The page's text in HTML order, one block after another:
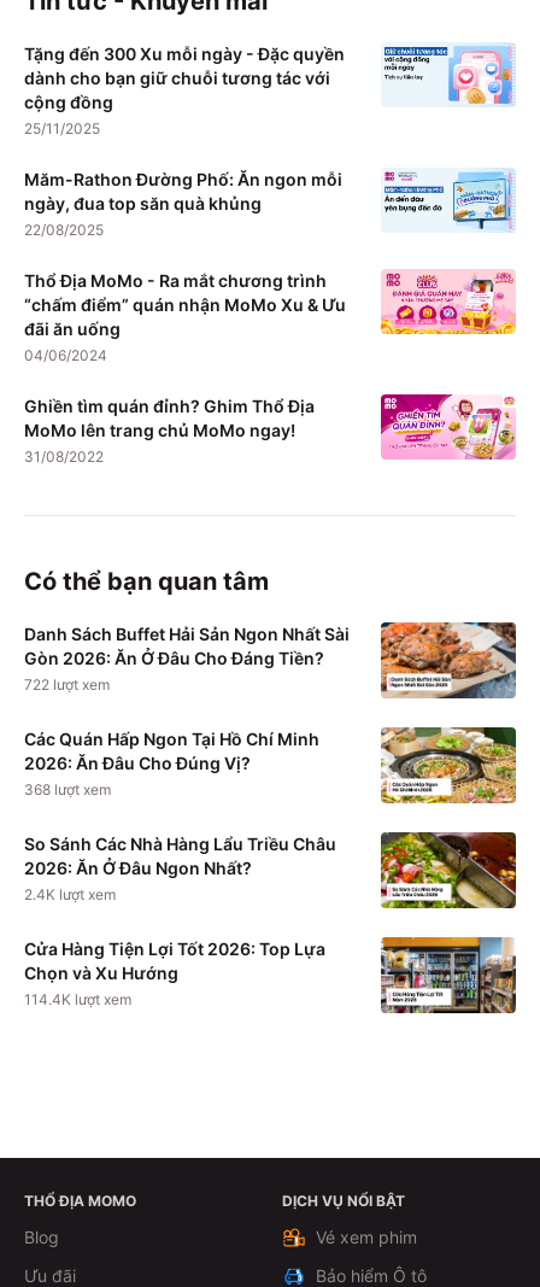
Tặng đến 300 Xu mỗi ngày - Đặc quyền
dành cho bạn giữ chuỗi tương tác với
cộng đồng
25/11/2025
Măm-Rathon Đường Phố: Ăn ngon mỗi
ngày, đua top săn quà khủng
22/08/2025
Thổ Địa MoMo - Ra mắt chương trình
“chấm điểm” quán nhận MoMo Xu & Ưu
đãi ăn uống
04/06/2024
Ghiền tìm quán đỉnh? Ghim Thổ Địa
MoMo lên trang chủ MoMo ngay!
31/08/2022
Có thể bạn quan tâm
Danh Sách Buffet Hải Sản Ngon Nhất Sài
Gòn 2026: Ăn Ở Đâu Cho Đáng Tiền?
722 lượt xem
Các Quán Hấp Ngon Tại Hồ Chí Minh
2026: Ăn Đâu Cho Đúng Vị?
368 lượt xem
So Sánh Các Nhà Hàng Lẩu Triều Châu
2026: Ăn Ở Đâu Ngon Nhất?
2.4K lượt xem
Cửa Hàng Tiện Lợi Tốt 2026: Top Lựa
Chọn và Xu Hướng
114.4K lượt xem
Xem chi tiết
THỔ ĐỊA MOMO
Blog
Ưu đãi
DỊCH VỤ NỔI BẬT
Vé xem phim
Bảo hiểm Ô tô